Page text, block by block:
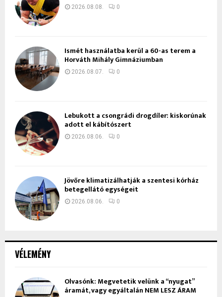
VÉLEMÉNY
Olvasónk: Megvetetik velünk a “nyugat”
áramát, vagy egyáltalán NEM LESZ ÁRAM
2026.08.08. 0
Ismét használatba kerül a 60-as terem a
Horváth Mihály Gimnáziumban
2026.08.07. 0
Lebukott a csongrádi drogdíler: kiskorúnak
adott el kábítószert
2026.08.06. 0
Jövőre klimatizálhatják a szentesi kórház
betegellátó egységeit
2026.08.06. 0